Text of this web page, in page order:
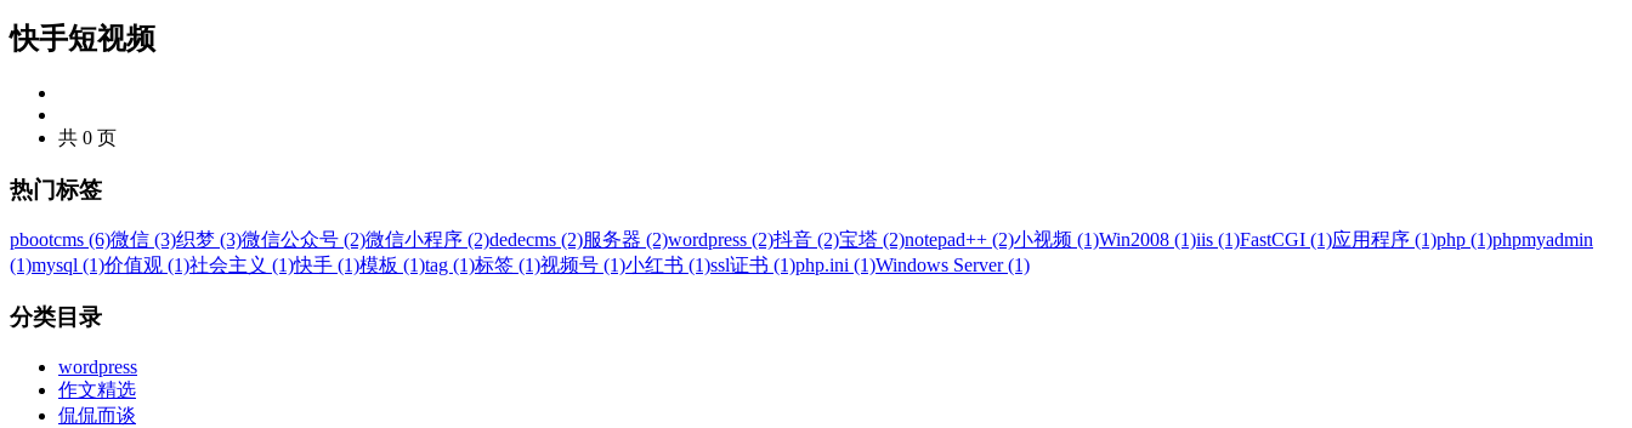
快手短视频
共 0 页
热门标签
pbootcms (6)微信 (3)织梦 (3)微信公众号 (2)微信小程序 (2)dedecms (2)服务器 (2)wordpress (2)抖音 (2)宝塔 (2)notepad++ (2)小视频 (1)Win2008 (1)iis (1)FastCGI (1)应用程序 (1)php (1)phpmyadmin
(1)mysql (1)价值观 (1)社会主义 (1)快手 (1)模板 (1)tag (1)标签 (1)视频号 (1)小红书 (1)ssl证书 (1)php.ini (1)Windows Server (1)
分类目录
wordpress
作文精选
侃侃而谈